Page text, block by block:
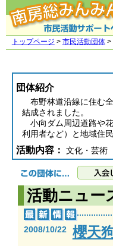
トップページ > 市民活動団体>
団体紹介
布野林道沿線に住む
結成されました。
小向ダム周辺道路や
利用者など）と地域住
活動内容： 文化・芸術
活動ニュー
2008/10/22
櫻天